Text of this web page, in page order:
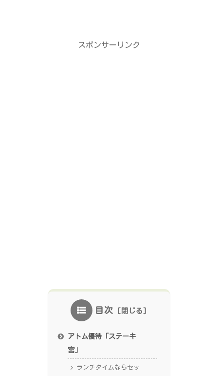
スポンサーリンク
目次
アトム優待「ステーキ
宮」
ランチタイムならセッ